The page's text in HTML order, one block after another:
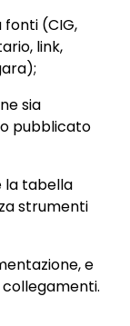
(CIG,
link,
sia
pubblicato
la tabella
strumenti
e